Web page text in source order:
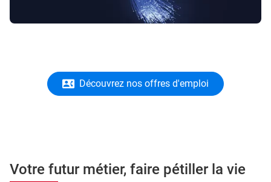
Découvrez nos offres d'emploi
Votre futur métier, faire pétiller la vie